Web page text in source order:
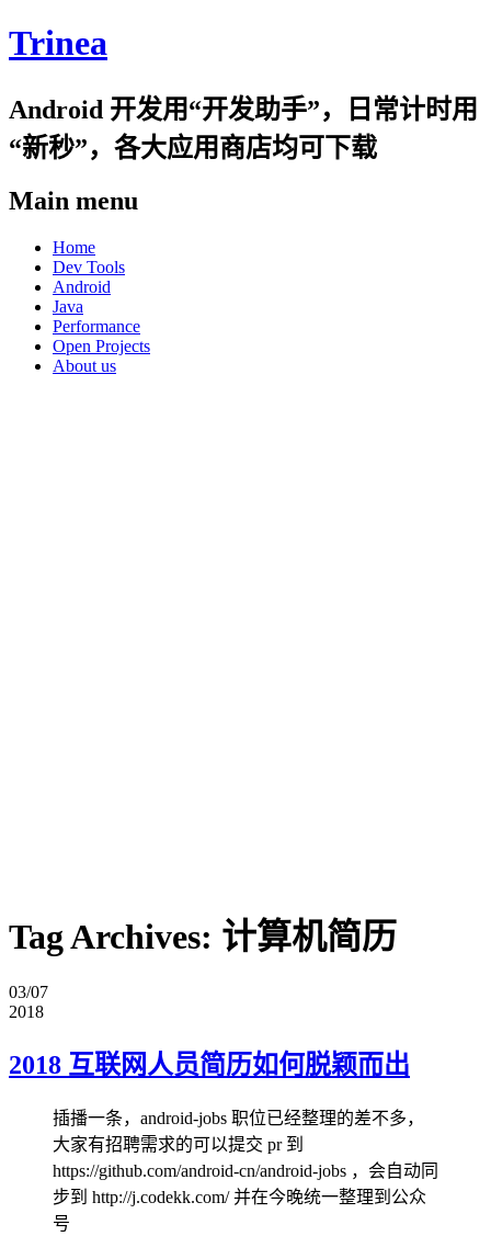
Trinea
Android 开发用“开发助手”，日常计时用
“新秒”，各大应用商店均可下载
Main menu
Skip
content
Home
Dev Tools
Android
Java
Performance
Open Projects
About us
Tag Archives: 计算机简历
03/07
2018
2018 互联网人员简历如何脱颖而出
插播一条，android-jobs 职位已经整理的差不多，
大家有招聘需求的可以提交 pr 到
https://github.com/android-cn/android-jobs ，会自动同
步到 http://j.codekk.com/ 并在今晚统一整理到公众
号